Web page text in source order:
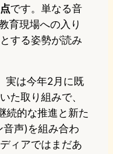
です。単なる音
育現場への入り
する姿勢が読み
実は今年2月に既
た取り組みで、
続的な推進と新た
声)を組み合わ
ィアではまだあ